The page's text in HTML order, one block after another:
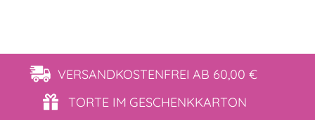
VERSANDKOSTENFREI AB 60,00 €
TORTE IM GESCHENKKARTON